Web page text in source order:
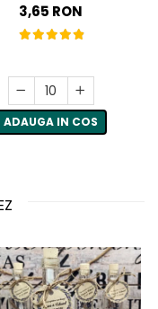
3,65 RON
ADAUGA IN COS